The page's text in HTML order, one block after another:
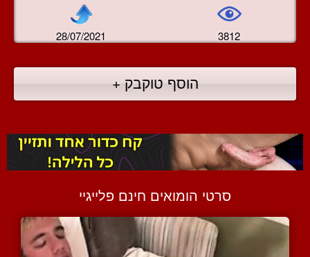
28/07/2021 3812
הוסף טוקבק +
סרטי הומואים חינם פלייגיי